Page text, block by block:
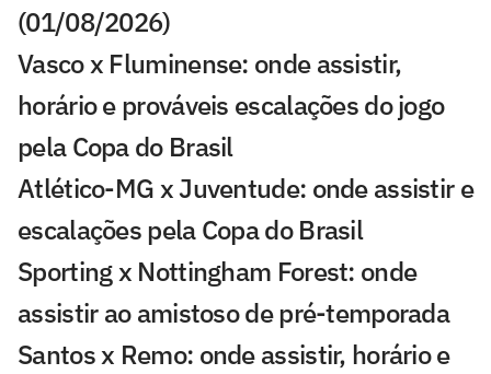
(01/08/2026)
Vasco x Fluminense: onde assistir,
horário e prováveis escalações do jogo
pela Copa do Brasil
Atlético-MG x Juventude: onde assistir e
escalações pela Copa do Brasil
Sporting x Nottingham Forest: onde
assistir ao amistoso de pré-temporada
Santos x Remo: onde assistir, horário e